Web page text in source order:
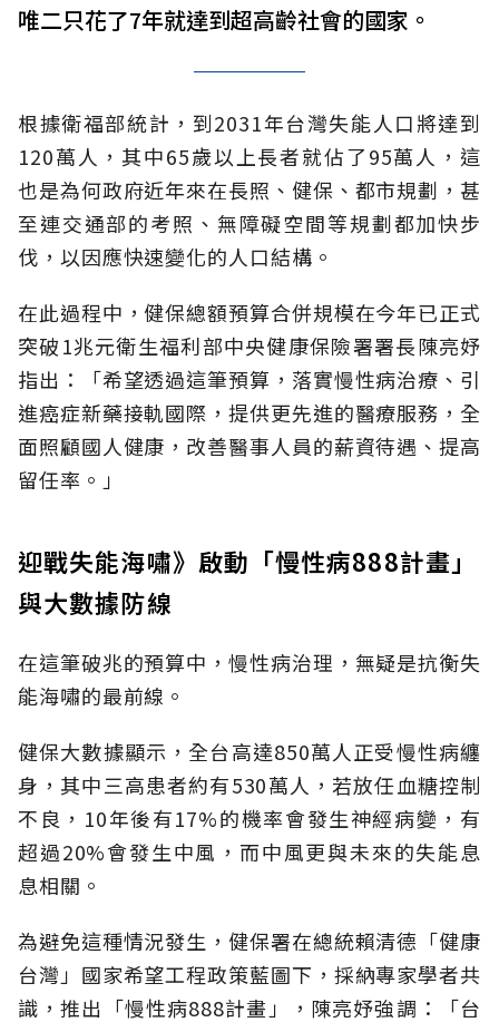
唯二只花了7年就達到超高齡社會的國家。
根據衛福部統計，到2031年台灣失能人口將達到
120萬人，其中65歲以上長者就佔了95萬人，這
也是為何政府近年來在長照、健保、都市規劃，甚
至連交通部的考照、無障礙空間等規劃都加快步
伐，以因應快速變化的人口結構。
在此過程中，健保總額預算合併規模在今年已正式
突破1兆元衛生福利部中央健康保險署署長陳亮妤
指出：「希望透過這筆預算，落實慢性病治療、引
進癌症新藥接軌國際，提供更先進的醫療服務，全
面照顧國人健康，改善醫事人員的薪資待遇、提高
留任率。」
迎戰失能海嘯》啟動「慢性病888計畫」
與大數據防線
在這筆破兆的預算中，慢性病治理，無疑是抗衡失
能海嘯的最前線。
健保大數據顯示，全台高達850萬人正受慢性病纏
身，其中三高患者約有530萬人，若放任血糖控制
不良，10年後有17%的機率會發生神經病變，有
超過20%會發生中風，而中風更與未來的失能息
息相關。
為避免這種情況發生，健保署在總統賴清德「健康
台灣」國家希望工程政策藍圖下，採納專家學者共
識，推出「慢性病888計畫」，陳亮妤強調：「台